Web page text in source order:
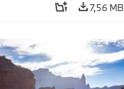
7,56 MB